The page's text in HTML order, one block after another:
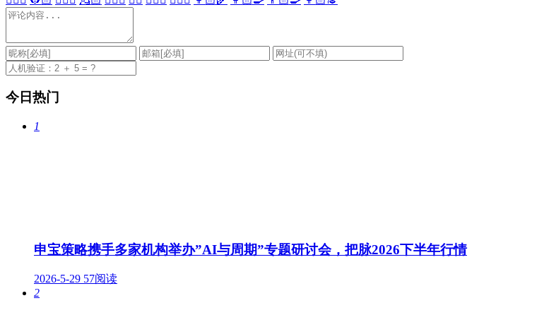
今日热门
1
申宝策略携手多家机构举办”AI与周期”专题研讨会，把脉2026下半年行情
2026-5-29 57阅读
2